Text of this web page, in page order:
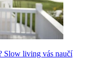
Slow living vás naučí